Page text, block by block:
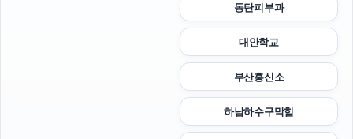
동탄피부과
대안학교
부산흥신소
하남하수구막힘